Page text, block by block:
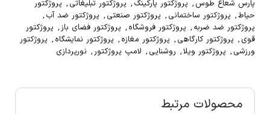
پارس شعاع طوس , پروژکتور پارکینگ , پروژکتور تبلیغاتی , پروژکتور
حیاط, پروژکتور ساختمانی , پروژکتور صنعتی , پروژکتور ضد آب ,
پروژکتور ضد ضربه , پروژکتور فروشگاه , پروژکتور فضای باز, پروژکتور
قوی , پروژکتور کارگاهی , پروژکتور مغازه , پروژکتور نمایشگاه , پروژکتور
ورزشی , پروژکتور ویلا, روشنایی , لامپ پروژکتور, نورپردازی
محصولات مرتبط